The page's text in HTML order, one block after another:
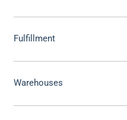
Fulfillment
Warehouses